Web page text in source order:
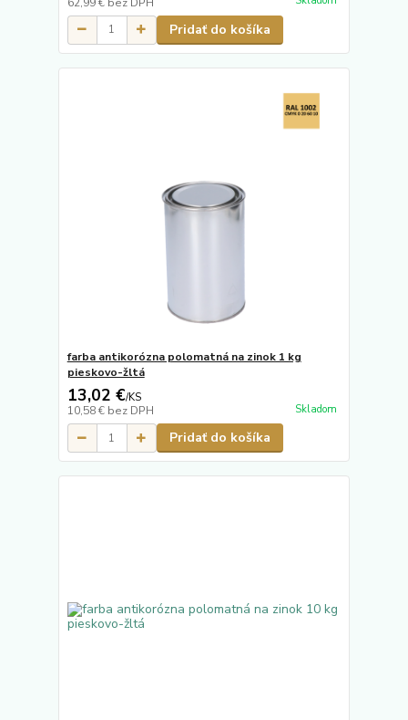
Pridať do košíka
farba antikorózna polomatná na zinok 1 kg
pieskovo-žltá
13,02 €/KS
10,58 € bez DPH Skladom
Pridať do košíka